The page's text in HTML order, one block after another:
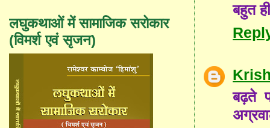
बहुत
बढ़ते
लघुकथाओं में सामाजिक सरोकार
(विमर्श एवं सृजन)